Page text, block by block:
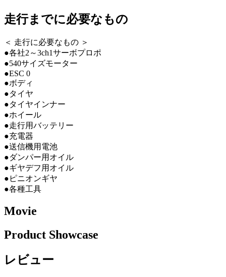
走行までに必要なもの
＜ 走行に必要なもの ＞
●各社2～3ch1サーボプロポ
●540サイズモーター
●ESC 0
●ボディ
●タイヤ
●タイヤインナー
●ホイール
●走行用バッテリー
●充電器
●送信機用電池
●ダンパー用オイル
●ギヤデフ用オイル
●ピニオンギヤ
●各種工具
Movie
Product Showcase
レビュー